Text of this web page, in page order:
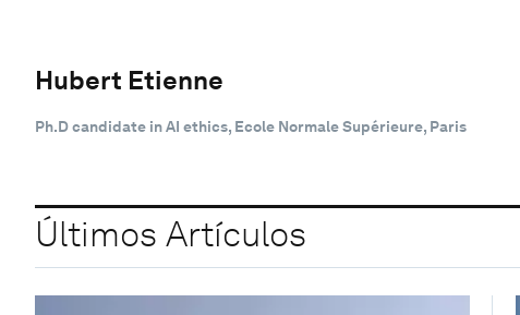
Hubert Etienne
Ph.D candidate in AI ethics, Ecole Normale Supérieure, Paris
Últimos Artículos